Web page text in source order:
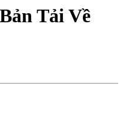
Tải Về